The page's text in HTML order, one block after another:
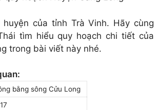
huyện của tỉnh Trà Vinh. Hãy cùng
tìm hiểu quy hoạch chi tiết của
trong bài viết này nhé.
bằng sông Cửu Long